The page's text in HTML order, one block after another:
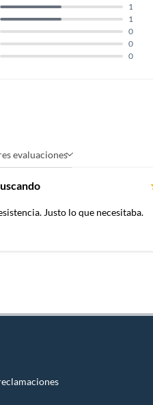
0
0
0
1
1
evaluaciones
Justo lo que necesitaba.